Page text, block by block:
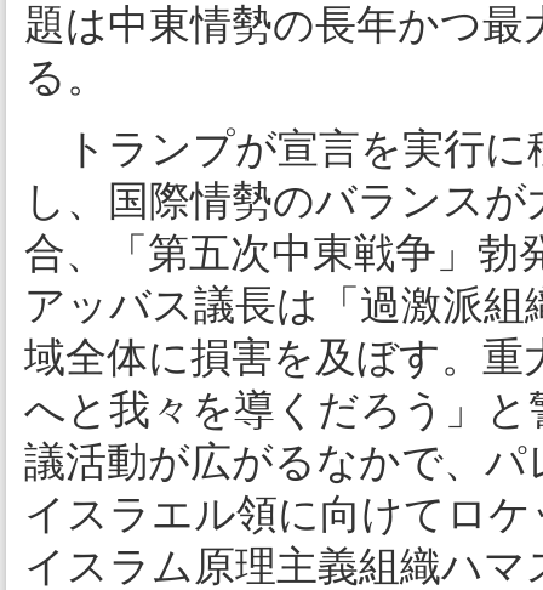
題は中東情勢の長年かつ
る。
トランプが宣言を実行に
し、国際情勢のバランス
合、「第五次中東戦争」
アッバス議長は「過激派組
域全体に損害を及ぼす。
へと我々を導くだろう」
議活動が広がるなかで、
イスラエル領に向けてロ
イスラム原理主義組織ハ